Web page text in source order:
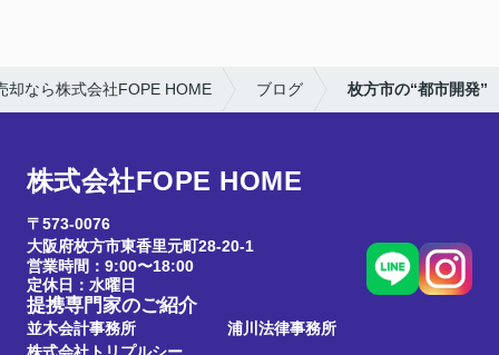
却なら株式会社FOPE HOME ブログ 枚方市の“都市開発”
株式会社FOPE HOME
〒573-0076
大阪府枚方市東香里元町28-20-1
営業時間：9:00〜18:00
定休日：水曜日
提携専門家のご紹介
並木会計事務所
浦川法律事務所